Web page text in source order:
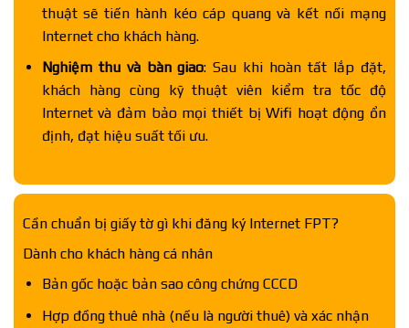
thuật sẽ tiến hành kéo cáp quang và kết nối mạng
Internet cho khách hàng.
Nghiệm thu và bàn giao: Sau khi hoàn tất lắp đặt,
khách hàng cùng kỹ thuật viên kiểm tra tốc độ
Internet và đảm bảo mọi thiết bị Wifi hoạt động ổn
định, đạt hiệu suất tối ưu.
Cần chuẩn bị giấy tờ gì khi đăng ký Internet FPT?
Dành cho khách hàng cá nhân
Bản gốc hoặc bản sao công chứng CCCD
Hợp đồng thuê nhà (nếu là người thuê) và xác nhận